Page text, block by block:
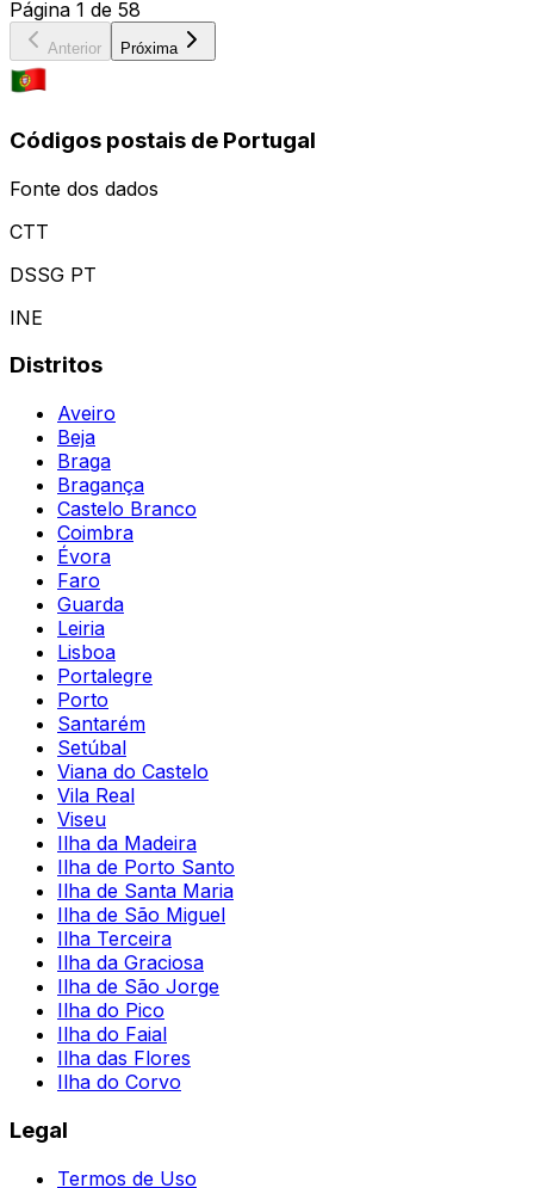
Página 1 de 58
Anterior Próxima
Códigos postais de Portugal
Fonte dos dados
CTT
DSSG PT
INE
Distritos
Aveiro
Beja
Braga
Bragança
Castelo Branco
Coimbra
Évora
Faro
Guarda
Leiria
Lisboa
Portalegre
Porto
Santarém
Setúbal
Viana do Castelo
Vila Real
Viseu
Ilha da Madeira
Ilha de Porto Santo
Ilha de Santa Maria
Ilha de São Miguel
Ilha Terceira
Ilha da Graciosa
Ilha de São Jorge
Ilha do Pico
Ilha do Faial
Ilha das Flores
Ilha do Corvo
Legal
Termos de Uso